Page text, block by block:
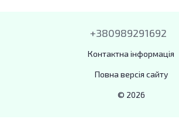
+380989291692
Контактна інформація
Повна версія сайту
© 2026